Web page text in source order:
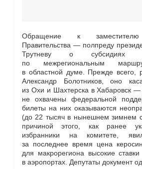
Обращение к заместителю
Правительства — полпреду
Трутневу о субсидиях
по межрегиональным
в областной думе. Прежде всего,
Александр Болотников, оно
из Охи и Шахтерска в Хабаровск —
не охвачены федеральной
билеты на них оказываются
(до 22 тысяч в нынешнем зимнем
причиной этого, как ранее
избранники на комитете,
за последнее время цена
для макрорегиона высокие
в аэропортах. Депутаты документ